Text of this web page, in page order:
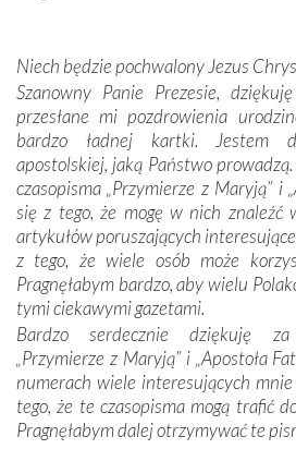
wspólnej wierze. Podczas
miejsc, które znalazły się na
mieliśmy okazję przekonać się,
otacza nie tylko nasz naród, lecz
się Jej ufnie oddają, a także
Jej siebie oraz swych bliskich.
Dzieje Portugalii to również
odstępstw, także w życiu
wymiarze tak osobistym, jak i
konieczności ciągłego zabiegania o
Opatrzności. Wierność
przynajmniej w życiu
nieszczęściem i śmiercią. Te
przychodziły na myśl, gdy
przewodników o portugalskich
zwycięskich bitwach i
Niech będzie pochwalony Jezus
Szanowny Panie Prezesie,
przesłane mi pozdrowienia
bardzo ładnej kartki. Jestem
apostolskiej, jaką Państwo
czasopisma „Przymierze z Maryją” i
się z tego, że mogę w nich znaleźć
artykułów poruszających
z tego, że wiele osób może
Pragnęłabym bardzo, aby wielu
tymi ciekawymi gazetami.
Bardzo serdecznie dziękuję
„Przymierze z Maryją” i „Apostoła
numerach wiele interesujących
tego, że te czasopisma mogą trafić
Pragnęłabym dalej otrzymywać te